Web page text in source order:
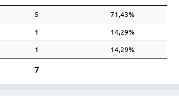
5 71,43%
1 14,29%
1 14,29%
7